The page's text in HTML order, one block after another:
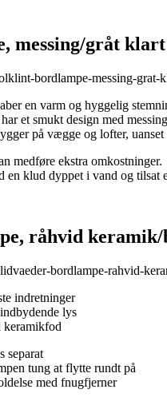
messing/gråt klart
bordlampe-messing-grat-
en varm og hyggelig
et smukt design med
på vægge og lofter, uanset
medføre ekstra omkostninger.
en klud dyppet i vand og
råhvid keramik/
bordlampe-rahvid-
indretninger
lys
keramikfod
separat
tung at flytte rundt på
med fnugfjerner